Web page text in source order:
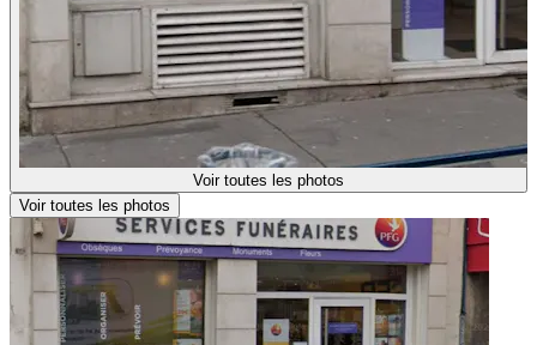
Voir toutes les photos
Voir toutes les photos